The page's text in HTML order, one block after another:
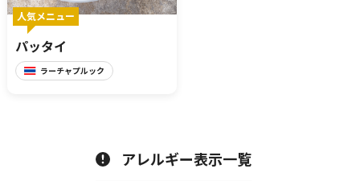
人気メニュー
パッタイ
ラーチャプルック
アレルギー表示一覧